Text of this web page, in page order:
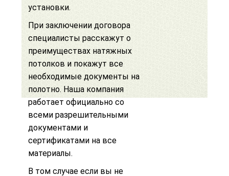
установки.
При заключении договора
специалисты расскажут о
преимуществах натяжных
потолков и покажут все
необходимые документы на
полотно. Наша компания
работает официально со
всеми разрешительными
документами и
сертификатами на все
материалы.
В том случае если вы не